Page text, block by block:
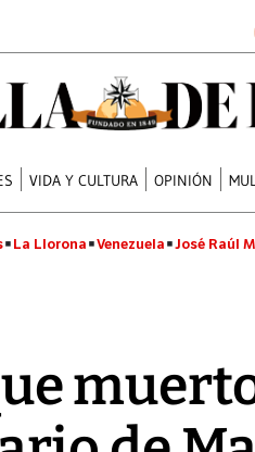
VIDA Y CULTURA OPINIÓN
La Llorona Venezuela José Raúl